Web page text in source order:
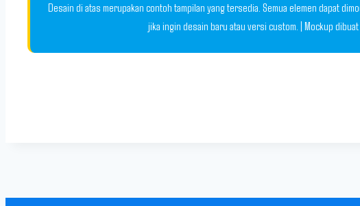
Desain di atas merupakan contoh tampilan yang tersedia. Semua elemen dapat
jika ingin desain baru atau versi custom. | Mockup